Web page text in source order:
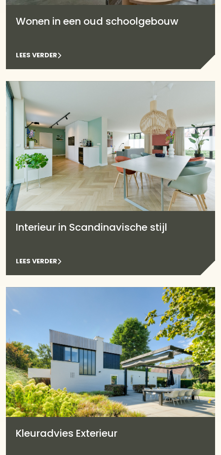
Wonen in een oud schoolgebouw
LEES VERDER
Interieur in Scandinavische stijl
LEES VERDER
Kleuradvies Exterieur